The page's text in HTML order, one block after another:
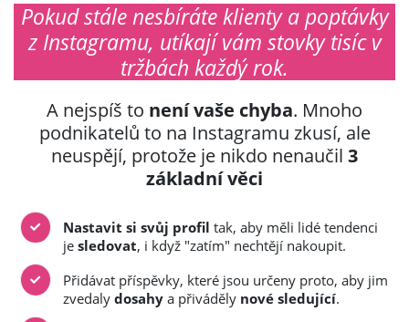
Pokud stále nesbíráte klienty a poptávky
z Instagramu, utíkají vám stovky tisíc v
tržbách každý rok.
A nejspíš to není vaše chyba. Mnoho
podnikatelů to na Instagramu zkusí, ale
neuspějí, protože je nikdo nenaučil 3
základní věci
Nastavit si svůj profil tak, aby měli lidé tendenci
je sledovat, i když "zatím" nechtějí nakoupit.
Přidávat příspěvky, které jsou určeny proto, aby jim
zvedaly dosahy a přiváděly nové sledující.